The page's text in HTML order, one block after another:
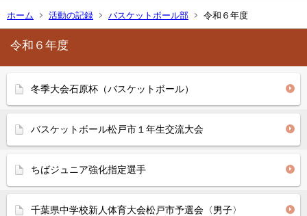
ホーム 活動の記録 バスケットボール部 令和６年度
令和６年度
冬季大会石原杯（バスケットボール）
バスケットボール松戸市１年生交流大会
ちばジュニア強化指定選手
千葉県中学校新人体育大会松戸市予選会〈男子〉